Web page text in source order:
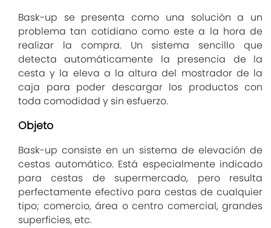
Bask-up se presenta como una solución a un
problema tan cotidiano como este a la hora de
realizar la compra. Un sistema sencillo que
detecta automáticamente la presencia de la
cesta y la eleva a la altura del mostrador de la
caja para poder descargar los productos con
toda comodidad y sin esfuerzo.
Objeto
Bask-up consiste en un sistema de elevación de
cestas automático. Está especialmente indicado
para cestas de supermercado, pero resulta
perfectamente efectivo para cestas de cualquier
tipo; comercio, área o centro comercial, grandes
superficies, etc.